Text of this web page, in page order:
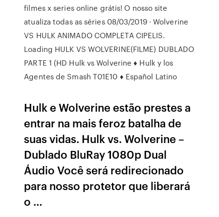
filmes x series online grátis! O nosso site
atualiza todas as séries 08/03/2019 · Wolverine
VS HULK ANIMADO COMPLETA CIPELIS.
Loading HULK VS WOLVERINE(FILME) DUBLADO
PARTE 1 (HD Hulk vs Wolverine ♦ Hulk y los
Agentes de Smash T01E10 ♦ Español Latino
Hulk e Wolverine estão prestes a
entrar na mais feroz batalha de
suas vidas. Hulk vs. Wolverine –
Dublado BluRay 1080p Dual
Áudio Você será redirecionado
para nosso protetor que liberará
o …